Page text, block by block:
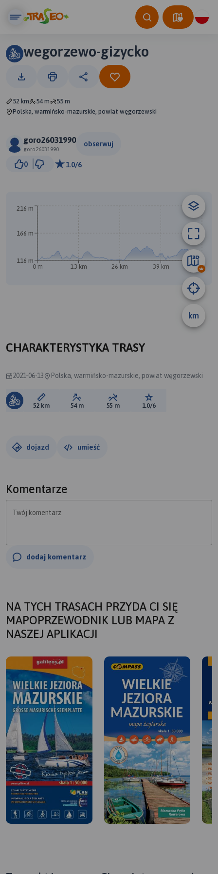
wegorzewo-gizycko
52 km 54 m
55 m
Polska, warmińsko-mazurskie, powiat węgorzewski
goro26031990
goro26031990
obserwuj
0 1.0/6
km
0 m 13 km 26 km 39 km 52 km
116 m
166 m
216 m
CHARAKTERYSTYKA TRASY
2021-06-13 Polska, warmińsko-mazurskie, powiat węgorzewski
Długość trasy:
52 km Suma przewyższeń:
54 m Suma spadków:
55 m Ocena trasy:
1.0/6
dojazd umieść
Komentarze
Twój komentarz
dodaj komentarz
NA TYCH TRASACH PRZYDA CI SIĘ
MAPOPRZEWODNIK LUB MAPA Z
NASZEJ APLIKACJI